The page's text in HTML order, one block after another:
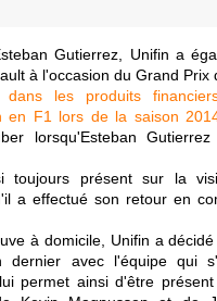
Gutierrez, Unifin a
à l'occasion du Grand Prix
dans les produits
en F1 lors de la saison
lorsqu'Esteban
toujours présent sur la
a effectué son retour en
à domicile, Unifin a
dernier avec l'équipe qui
permet ainsi d'être